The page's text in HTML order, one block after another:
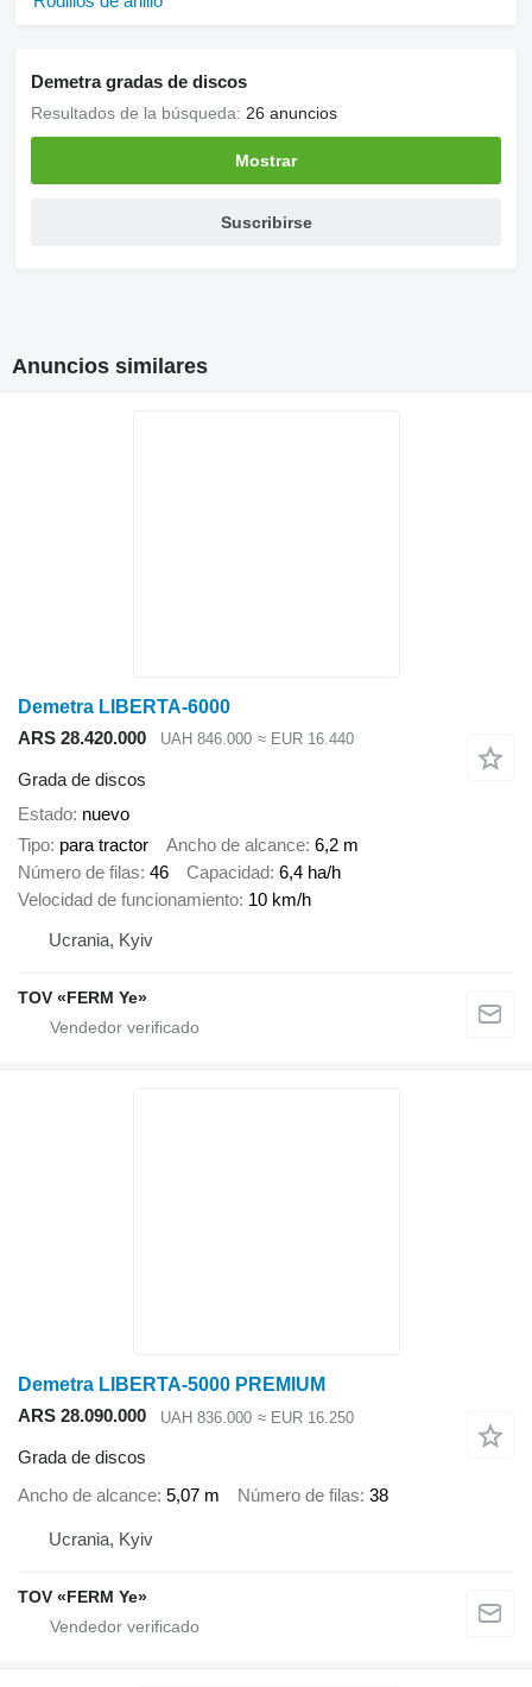
Demetra gradas de discos
Resultados de la búsqueda: 26 anuncios
Mostrar
Suscribirse
Anuncios similares
Demetra LIBERTA-6000
ARS 28.420.000
UAH 846.000 ≈ EUR 16.440
Grada de discos
Estado nuevo
Tipo para tractor Ancho de alcance 6,2 m
Número de filas 46 Capacidad 6,4 ha/h
Velocidad de funcionamiento 10 km/h
Ucrania, Kyiv
TOV «FERM Ye»
Demetra LIBERTA-5000 PREMIUM
ARS 28.090.000
UAH 836.000 ≈ EUR 16.250
Grada de discos
Ancho de alcance 5,07 m Número de filas 38
Ucrania, Kyiv
TOV «FERM Ye»